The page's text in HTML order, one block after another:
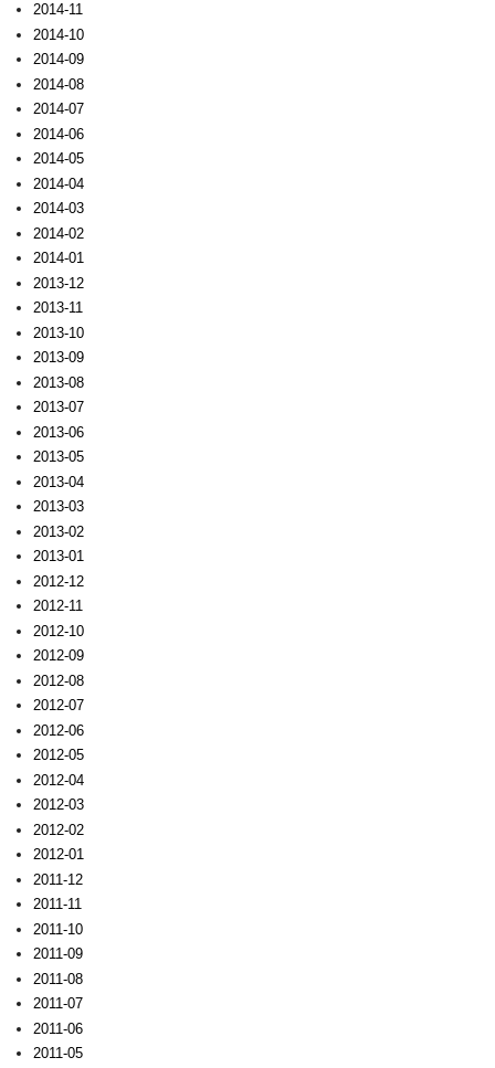
2014-11
2014-10
2014-09
2014-08
2014-07
2014-06
2014-05
2014-04
2014-03
2014-02
2014-01
2013-12
2013-11
2013-10
2013-09
2013-08
2013-07
2013-06
2013-05
2013-04
2013-03
2013-02
2013-01
2012-12
2012-11
2012-10
2012-09
2012-08
2012-07
2012-06
2012-05
2012-04
2012-03
2012-02
2012-01
2011-12
2011-11
2011-10
2011-09
2011-08
2011-07
2011-06
2011-05